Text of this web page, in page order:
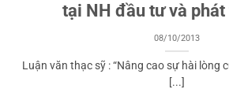
tại NH đầu tư và phát
08/10/2013
Luận văn thạc sỹ : “Nâng cao sự hài lòng
[...]